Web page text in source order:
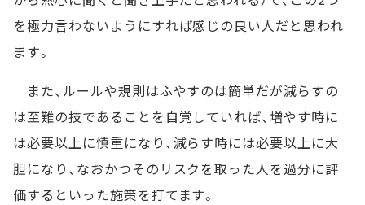
を極力言わないようにすれば感じの良い人だと思われ
ます。
また、ルールや規則はふやすのは簡単だが減らすの
は至難の技であることを自覚していれば、増やす時に
は必要以上に慎重になり、減らす時には必要以上に大
胆になり、なおかつそのリスクを取った人を過分に評
価するといった施策を打てます。